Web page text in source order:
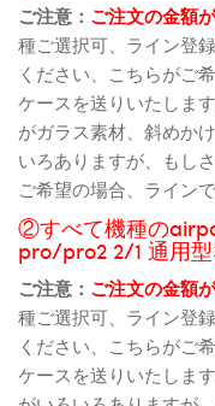
ご注意： ご注文の金額
種ご選択可、ライン登
ください、こちらがご
ケースを送りいたしま
がガラス素材、斜めか
いろありますが、もし
ご希望の場合、ライン
②すべて機種の
pro/pro2 2/1 通用
ご注意： ご注文の金額
種ご選択可、ライン登
ください、こちらがご
ケースを送りいたしま